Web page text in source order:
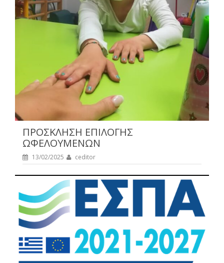
ΠΡΟΣΚΛΗΣΗ ΕΠΙΛΟΓΗΣ
ΩΦΕΛΟΥΜΕΝΩΝ
13/02/2025 ceditor